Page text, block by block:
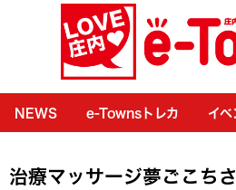
NEWS e-Townsトレカ イベ
治療マッサージ夢ごこち